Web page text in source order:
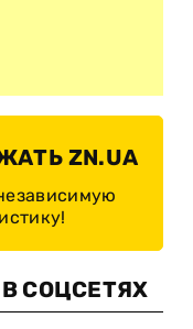
ZN.UA
СОЦСЕТЯХ